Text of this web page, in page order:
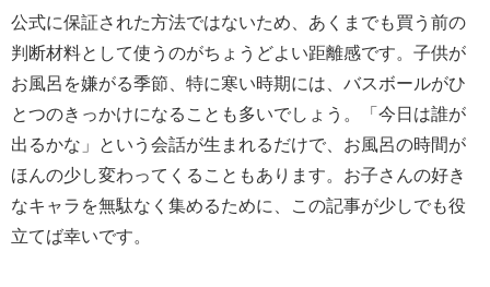
公式に保証された方法ではないため、あくまでも買う前の
判断材料として使うのがちょうどよい距離感です。子供が
お風呂を嫌がる季節、特に寒い時期には、バスボールがひ
とつのきっかけになることも多いでしょう。「今日は誰が
出るかな」という会話が生まれるだけで、お風呂の時間が
ほんの少し変わってくることもあります。お子さんの好き
なキャラを無駄なく集めるために、この記事が少しでも役
立てば幸いです。